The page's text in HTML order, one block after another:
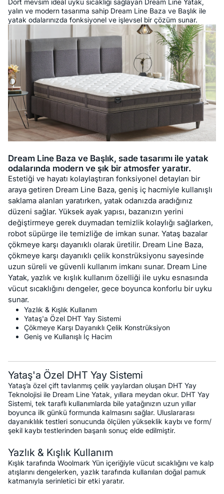
yalın ve modern tasarıma sahip Dream Line Baza ve Başlık ile
yatak odalarınızda fonksiyonel ve işlevsel bir çözüm sunar.
Dream Line Baza ve Başlık, sade tasarımı ile yatak
odalarında modern ve şık bir atmosfer yaratır.
Estetiği ve hayatı kolaylaştıran fonksiyonel detayları bir
araya getiren Dream Line Baza, geniş iç hacmiyle kullanışlı
saklama alanları yaratırken, yatak odanızda aradığınız
düzeni sağlar. Yüksek ayak yapısı, bazanızın yerini
değiştirmeye gerek duymadan temizlik kolaylığı sağlarken,
robot süpürge ile temizliğe de imkan sunar. Yataş bazalar
çökmeye karşı dayanıklı olarak üretilir. Dream Line Baza,
çökmeye karşı dayanıklı çelik konstrüksiyonu sayesinde
uzun süreli ve güvenli kullanım imkanı sunar. Dream Line
Yatak, yazlık ve kışlık kullanım özelliği ile uyku esnasında
vücut sıcaklığını dengeler, gece boyunca konforlu bir uyku
sunar.
Yazlık & Kışlık Kullanım
Yataş'a Özel DHT Yay Sistemi
Çökmeye Karşı Dayanıklı Çelik Konstrüksiyon
Geniş ve Kullanışlı İç Hacim
Yataş'a Özel DHT Yay Sistemi
Yataş’a özel çift tavlanmış çelik yaylardan oluşan DHT Yay
Teknolojisi ile Dream Line Yatak, yıllara meydan okur. DHT Yay
Sistemi, tek taraflı kullanımlarda bile yatağınızın uzun yıllar
boyunca ilk günkü formunda kalmasını sağlar. Uluslararası
dayanıklılık testleri sonucunda ölçülen yükseklik kaybı ve form/
şekil kaybı testlerinden başarılı sonuç elde edilmiştir.
Yazlık & Kışlık Kullanım
Kışlık tarafında Woolmark Yün içeriğiyle vücut sıcaklığını ve kalp
atışlarını dengelerken, yazlık tarafında kullanılan doğal pamuk
katmanıyla serinletici bir etki yaratır.